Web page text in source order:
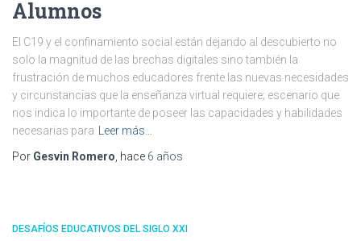
Alumnos
El C19 y el confinamiento social están dejando al descubierto no
solo la magnitud de las brechas digitales sino también la
frustración de muchos educadores frente las nuevas necesidades
y circunstancias que la enseñanza virtual requiere; escenario que
nos indica lo importante de poseer las capacidades y habilidades
necesarias para
Leer más…
Por Gesvin Romero , hace 6 años
DESAFÍOS EDUCATIVOS DEL SIGLO XXI